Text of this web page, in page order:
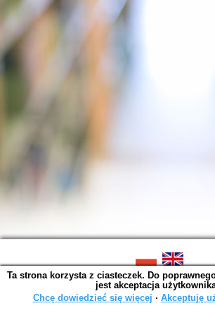
SOWA OPAC v. 6.11.10 (2026-07-24)
Wygenerowano w 0,0015 s.
Ta strona korzysta z ciasteczek. Do
jest akceptacja
Chcę dowiedzieć się więcej ∙ Akceptuję